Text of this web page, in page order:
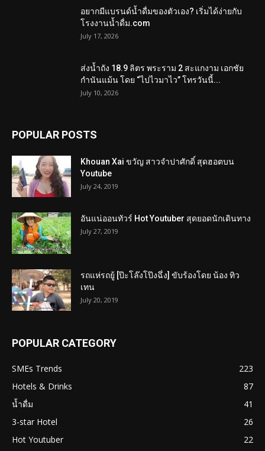
อยากมีแบรนด์น้ำดื่มของตัวเอง? เริ่มได้ง่ายกับ
โรงงานน้ำดื่ม.com
July 17, 2026
ส่งน้ำถัง 18.9 ลิตร พระราม 2 สะแกงาม เอกชัย
กำนันแม้น โดย “ไปไวมาไว” โทรวันนี้...
July 10, 2026
POPULAR POSTS
Khouan Xai ขวัญ สาวจำปาศักดิ์ สุดฮอตบน
Youtube
July 24, 2019
อันแน่ออนทัวร์ Hot Youtuber สุดยอดนักเดินทาง
July 27, 2019
รถแห่รถยู้ [ป๊ะโล๊งโป๊งฉึ่ง] ขับร้องโดย น้อง ทิว
เทน
July 20, 2019
POPULAR CATEGORY
SMEs Trends
223
Hotels & Drinks
87
น้ำดื่ม
41
3-star Hotel
26
Hot Youtuber
22